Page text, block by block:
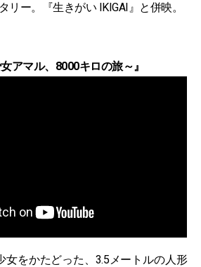
リー。『生きがい IKIGAI』と併映。
アマル、8000キロの旅～』
女をかたどった、3.5メートルの人形